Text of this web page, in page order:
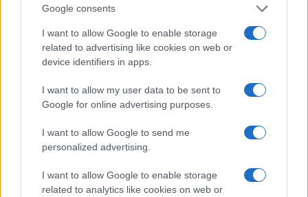
Google consents
I want to allow Google to enable storage
related to advertising like cookies on web or
device identifiers in apps.
I want to allow my user data to be sent to
Google for online advertising purposes.
I want to allow Google to send me
personalized advertising.
I want to allow Google to enable storage
related to analytics like cookies on web or
Continua a leggere